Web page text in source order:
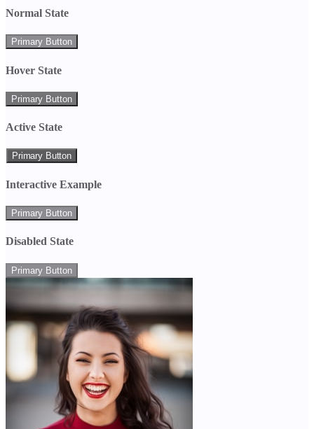
Normal State
Primary Button
Hover State
Primary Button
Active State
Primary Button
Interactive Example
Primary Button
Disabled State
Primary Button